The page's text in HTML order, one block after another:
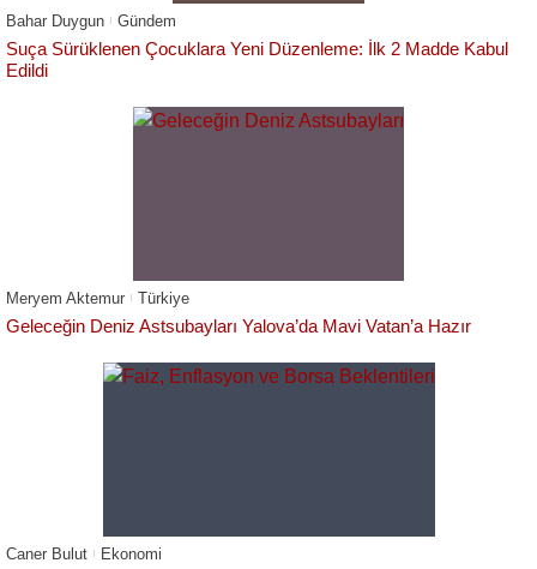
Bahar Duygun Gündem
Suça Sürüklenen Çocuklara Yeni Düzenleme: İlk 2 Madde Kabul
Edildi
Meryem Aktemur Türkiye
Geleceğin Deniz Astsubayları Yalova’da Mavi Vatan’a Hazır
Caner Bulut Ekonomi